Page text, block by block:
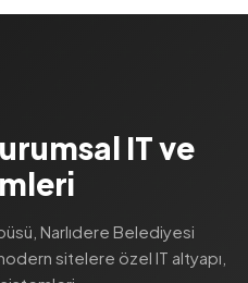
IT ve
Narlıdere Belediyesi
sitelere özel IT altyapı,